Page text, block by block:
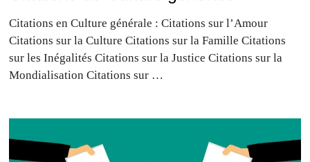
Citations en Culture générale : Citations sur l’Amour
Citations sur la Culture Citations sur la Famille Citations
sur les Inégalités Citations sur la Justice Citations sur la
Mondialisation Citations sur …